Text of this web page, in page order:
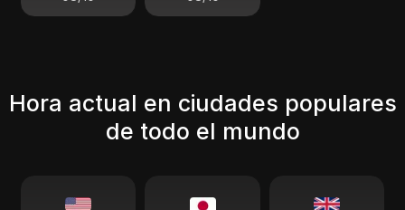
Hora actual en ciudades populares
de todo el mundo